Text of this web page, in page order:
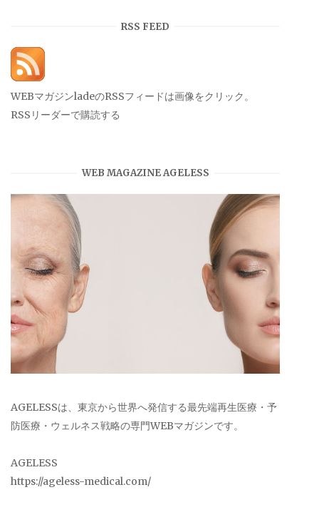
RSS FEED
WEBマガジンladeのRSSフィードは画像をクリック。
RSSリーダーで購読する
WEB MAGAZINE AGELESS
AGELESSは、東京から世界へ発信する最先端再生医療・予
防医療・ウェルネス戦略の専門WEBマガジンです。
AGELESS
https://ageless-medical.com/